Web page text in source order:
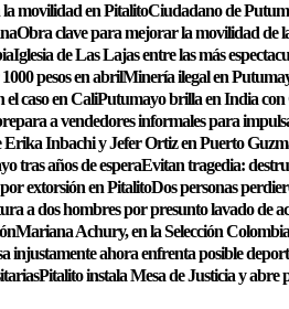
movilidad en PitalitoCiudadano de
Obra clave para mejorar la movilidad de
Iglesia de Las Lajas entre las más
pesos en abrilMinería ilegal en
caso en CaliPutumayo brilla en India con
a vendedores informales para
Erika Inbachi y Jefer Ortiz en Puerto
tras años de esperaEvitan tragedia:
extorsión en PitalitoDos personas
a dos hombres por presunto lavado de
Mariana Achury, en la Selección
injustamente ahora enfrenta posible
Pitalito instala Mesa de Justicia y abre